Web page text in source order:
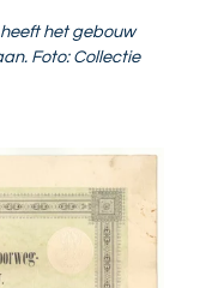
het gebouw
Foto: Collectie